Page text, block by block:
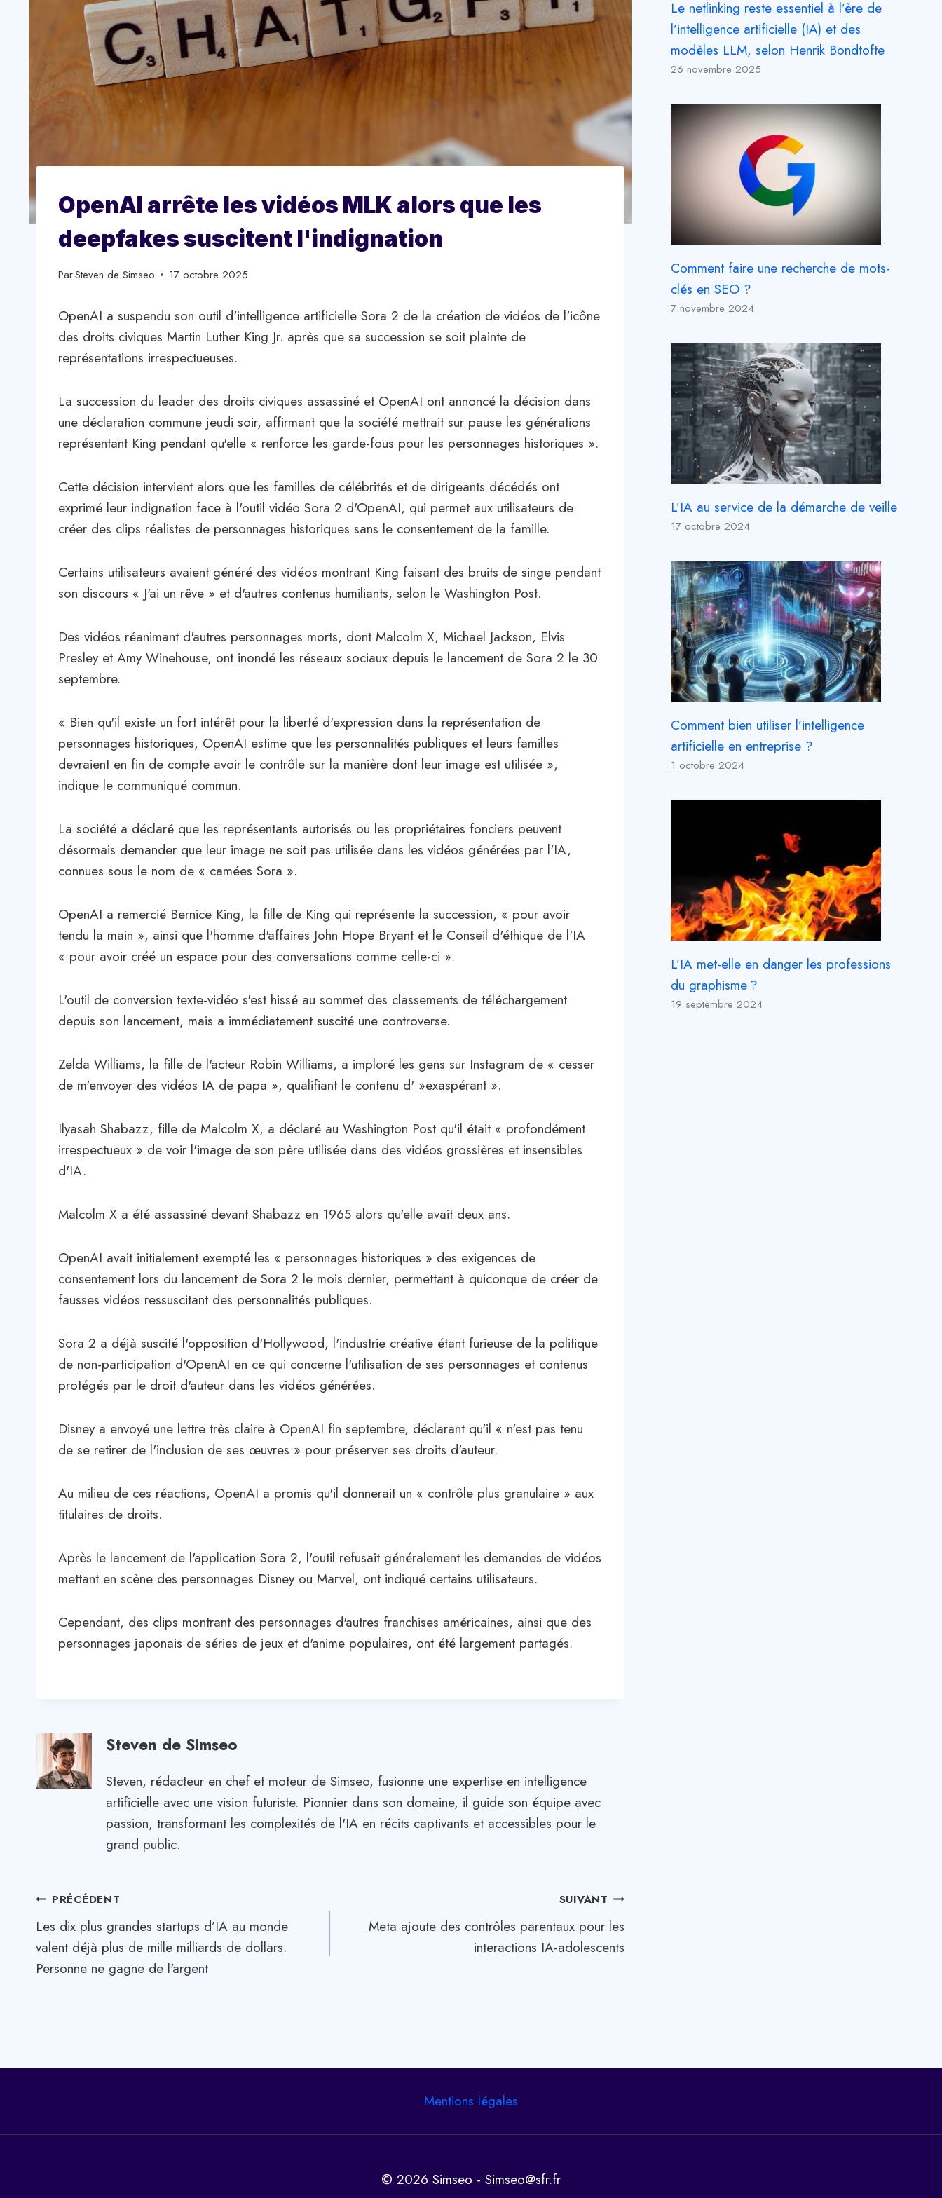
OpenAI arrête les vidéos MLK alors que les
deepfakes suscitent l'indignation
ParSteven de Simseo 17 octobre 2025
OpenAI a suspendu son outil d'intelligence artificielle Sora 2 de la création de vidéos de l'icône
des droits civiques Martin Luther King Jr. après que sa succession se soit plainte de
représentations irrespectueuses.
La succession du leader des droits civiques assassiné et OpenAI ont annoncé la décision dans
une déclaration commune jeudi soir, affirmant que la société mettrait sur pause les générations
représentant King pendant qu'elle « renforce les garde-fous pour les personnages historiques ».
Cette décision intervient alors que les familles de célébrités et de dirigeants décédés ont
exprimé leur indignation face à l'outil vidéo Sora 2 d'OpenAI, qui permet aux utilisateurs de
créer des clips réalistes de personnages historiques sans le consentement de la famille.
Certains utilisateurs avaient généré des vidéos montrant King faisant des bruits de singe pendant
son discours « J'ai un rêve » et d'autres contenus humiliants, selon le Washington Post.
Des vidéos réanimant d'autres personnages morts, dont Malcolm X, Michael Jackson, Elvis
Presley et Amy Winehouse, ont inondé les réseaux sociaux depuis le lancement de Sora 2 le 30
septembre.
« Bien qu'il existe un fort intérêt pour la liberté d'expression dans la représentation de
personnages historiques, OpenAI estime que les personnalités publiques et leurs familles
devraient en fin de compte avoir le contrôle sur la manière dont leur image est utilisée »,
indique le communiqué commun.
La société a déclaré que les représentants autorisés ou les propriétaires fonciers peuvent
désormais demander que leur image ne soit pas utilisée dans les vidéos générées par l'IA,
connues sous le nom de « camées Sora ».
OpenAI a remercié Bernice King, la fille de King qui représente la succession, « pour avoir
tendu la main », ainsi que l'homme d'affaires John Hope Bryant et le Conseil d'éthique de l'IA
« pour avoir créé un espace pour des conversations comme celle-ci ».
L'outil de conversion texte-vidéo s'est hissé au sommet des classements de téléchargement
depuis son lancement, mais a immédiatement suscité une controverse.
Zelda Williams, la fille de l'acteur Robin Williams, a imploré les gens sur Instagram de « cesser
de m'envoyer des vidéos IA de papa », qualifiant le contenu d' »exaspérant ».
Ilyasah Shabazz, fille de Malcolm X, a déclaré au Washington Post qu'il était « profondément
irrespectueux » de voir l'image de son père utilisée dans des vidéos grossières et insensibles
d'IA.
Malcolm X a été assassiné devant Shabazz en 1965 alors qu'elle avait deux ans.
OpenAI avait initialement exempté les « personnages historiques » des exigences de
consentement lors du lancement de Sora 2 le mois dernier, permettant à quiconque de créer de
fausses vidéos ressuscitant des personnalités publiques.
Sora 2 a déjà suscité l'opposition d'Hollywood, l'industrie créative étant furieuse de la politique
de non-participation d'OpenAI en ce qui concerne l'utilisation de ses personnages et contenus
protégés par le droit d'auteur dans les vidéos générées.
Disney a envoyé une lettre très claire à OpenAI fin septembre, déclarant qu'il « n'est pas tenu
de se retirer de l'inclusion de ses œuvres » pour préserver ses droits d'auteur.
Au milieu de ces réactions, OpenAI a promis qu'il donnerait un « contrôle plus granulaire » aux
titulaires de droits.
Après le lancement de l'application Sora 2, l'outil refusait généralement les demandes de vidéos
mettant en scène des personnages Disney ou Marvel, ont indiqué certains utilisateurs.
Cependant, des clips montrant des personnages d'autres franchises américaines, ainsi que des
personnages japonais de séries de jeux et d'anime populaires, ont été largement partagés.
Steven de Simseo
Steven, rédacteur en chef et moteur de Simseo, fusionne une expertise en intelligence
artificielle avec une vision futuriste. Pionnier dans son domaine, il guide son équipe avec
passion, transformant les complexités de l'IA en récits captivants et accessibles pour le
grand public.
Navigation
de
l’article
PRÉCÉDENT
Les dix plus grandes startups d’IA au monde
valent déjà plus de mille milliards de dollars.
Personne ne gagne de l'argent
SUIVANT
Meta ajoute des contrôles parentaux pour les
interactions IA-adolescents
Le netlinking reste essentiel à l’ère de
l’intelligence artificielle (IA) et des
modèles LLM, selon Henrik Bondtofte
26 novembre 2025
Comment faire une recherche de mots-
clés en SEO ?
7 novembre 2024
L’IA au service de la démarche de veille
17 octobre 2024
Comment bien utiliser l’intelligence
artificielle en entreprise ?
1 octobre 2024
L’IA met-elle en danger les professions
du graphisme ?
19 septembre 2024
Mentions légales
© 2026 Simseo - Simseo@sfr.fr